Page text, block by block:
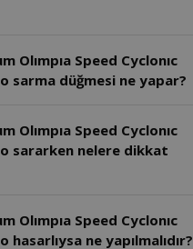
Olımpıa Speed Cyclonıc
sarma düğmesi ne yapar?
Olımpıa Speed Cyclonıc
sararken nelere dikkat
Olımpıa Speed Cyclonıc
hasarlıysa ne yapılmalıdır?